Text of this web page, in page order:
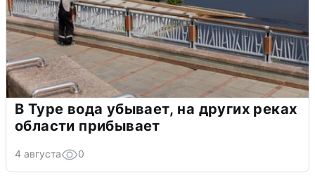
В Туре вода убывает, на других реках
области прибывает
4 августа 0